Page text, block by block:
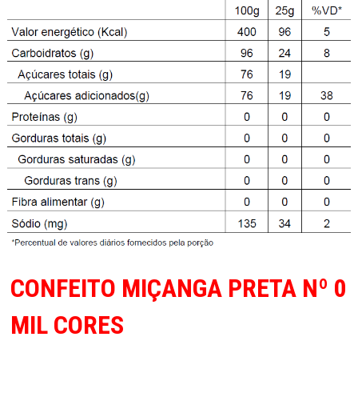
CONFEITO MIÇANGA PRETA Nº 0
MIL CORES